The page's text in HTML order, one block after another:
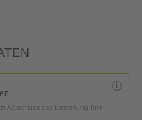
Abschluss der Bestellung Ihre